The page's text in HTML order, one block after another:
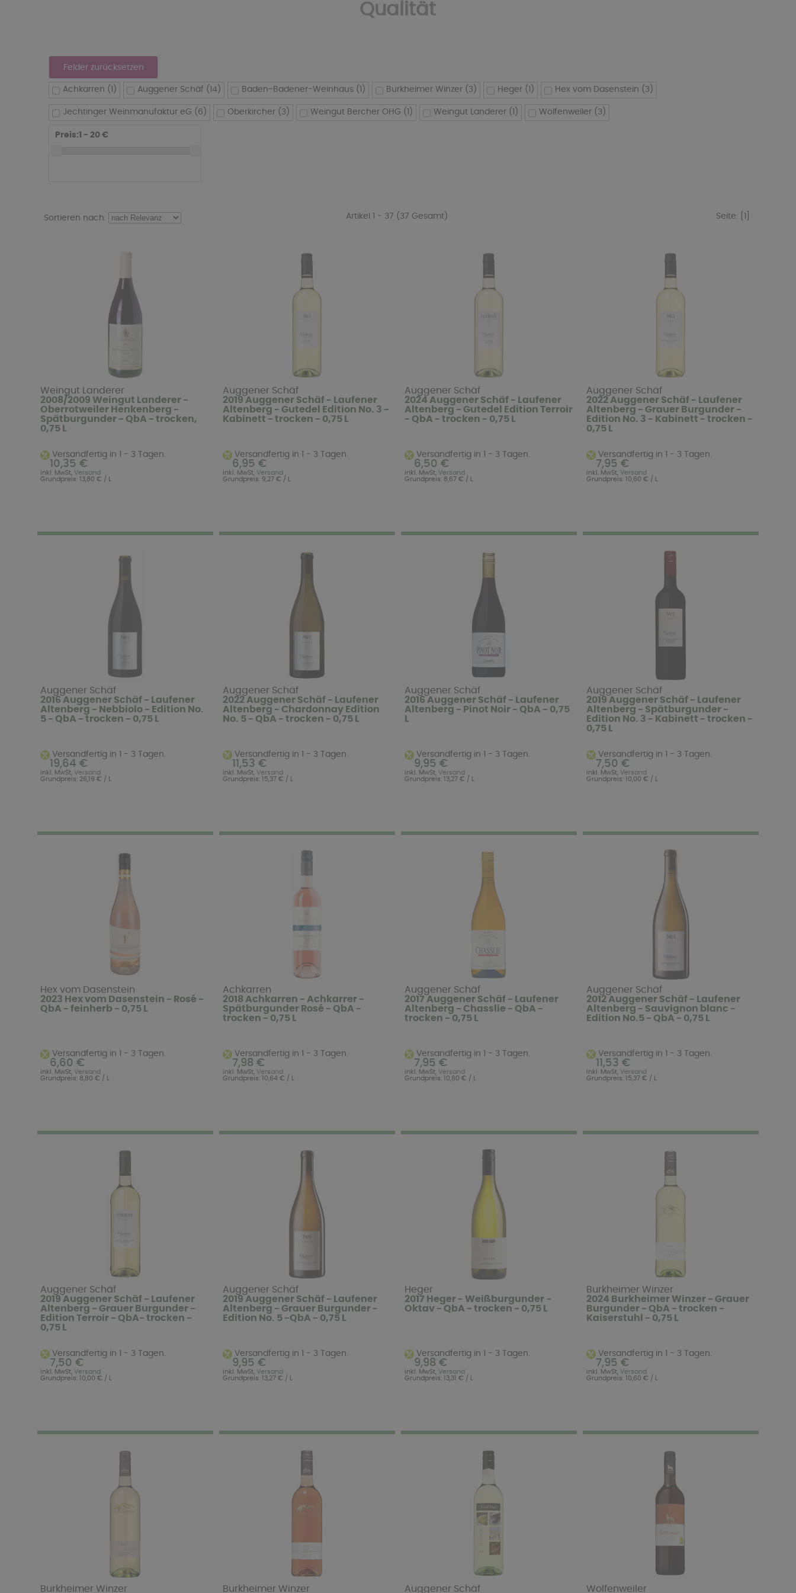
Qualität
Achkarren (1) Auggener Schäf (14) Baden-Badener-Weinhaus (1) Burkheimer Winzer (3) Heger (1) Hex vom Dasenstein (3)
Jechtinger Weinmanufaktur eG (6) Oberkircher (3) Weingut Bercher OHG (1) Weingut Landerer (1) Wolfenweiler (3)
Preis:1 - 20 €
Sortieren nach: Artikel 1 - 37 (37 Gesamt) Seite: [1]
Weingut Landerer
2008/2009 Weingut Landerer -
Oberrotweiler Henkenberg -
Spätburgunder - QbA - trocken,
0,75 L
Versandfertig in 1 - 3 Tagen.
10,35 €
inkl. MwSt,Versand
Grundpreis: 13,80 € / L
Auggener Schäf
2019 Auggener Schäf - Laufener
Altenberg - Gutedel Edition No. 3 -
Kabinett - trocken - 0,75 L
Versandfertig in 1 - 3 Tagen.
6,95 €
inkl. MwSt, Versand
Grundpreis: 9,27 € / L
Auggener Schäf
2024 Auggener Schäf - Laufener
Altenberg - Gutedel Edition Terroir
- QbA - trocken - 0,75 L
Versandfertig in 1 - 3 Tagen.
6,50 €
inkl. MwSt, Versand
Grundpreis: 8,67 € / L
Auggener Schäf
2022 Auggener Schäf - Laufener
Altenberg - Grauer Burgunder -
Edition No. 3 - Kabinett - trocken -
0,75 L
Versandfertig in 1 - 3 Tagen.
7,95 €
inkl. MwSt, Versand
Grundpreis: 10,60 € / L
Auggener Schäf
2016 Auggener Schäf - Laufener
Altenberg - Nebbiolo - Edition No.
5 - QbA - trocken - 0,75 L
Versandfertig in 1 - 3 Tagen.
19,64 €
inkl. MwSt,Versand
Grundpreis: 26,19 € / L
Auggener Schäf
2022 Auggener Schäf - Laufener
Altenberg - Chardonnay Edition
No. 5 - QbA - trocken - 0,75 L
Versandfertig in 1 - 3 Tagen.
11,53 €
inkl. MwSt, Versand
Grundpreis: 15,37 € / L
Auggener Schäf
2016 Auggener Schäf - Laufener
Altenberg - Pinot Noir - QbA - 0,75
L
Versandfertig in 1 - 3 Tagen.
9,95 €
inkl. MwSt, Versand
Grundpreis: 13,27 € / L
Auggener Schäf
2019 Auggener Schäf - Laufener
Altenberg - Spätburgunder -
Edition No. 3 - Kabinett - trocken -
0,75 L
Versandfertig in 1 - 3 Tagen.
7,50 €
inkl. MwSt, Versand
Grundpreis: 10,00 € / L
Hex vom Dasenstein
2023 Hex vom Dasenstein - Rosé -
QbA - feinherb - 0,75 L
Versandfertig in 1 - 3 Tagen.
6,60 €
inkl. MwSt,Versand
Grundpreis: 8,80 € / L
Achkarren
2018 Achkarren - Achkarrer -
Spätburgunder Rosé - QbA -
trocken - 0,75 L
Versandfertig in 1 - 3 Tagen.
7,98 €
inkl. MwSt, Versand
Grundpreis: 10,64 € / L
Auggener Schäf
2017 Auggener Schäf - Laufener
Altenberg - Chasslie - QbA -
trocken - 0,75 L
Versandfertig in 1 - 3 Tagen.
7,95 €
inkl. MwSt, Versand
Grundpreis: 10,60 € / L
Auggener Schäf
2012 Auggener Schäf - Laufener
Altenberg - Sauvignon blanc -
Edition No.5 - QbA - 0,75 L
Versandfertig in 1 - 3 Tagen.
11,53 €
inkl. MwSt, Versand
Grundpreis: 15,37 € / L
Auggener Schäf
2019 Auggener Schäf - Laufener
Altenberg - Grauer Burgunder -
Edition Terroir - QbA- trocken -
0,75 L
Versandfertig in 1 - 3 Tagen.
7,50 €
inkl. MwSt,Versand
Grundpreis: 10,00 € / L
Auggener Schäf
2019 Auggener Schäf - Laufener
Altenberg - Grauer Burgunder -
Edition No. 5 -QbA - 0,75 L
Versandfertig in 1 - 3 Tagen.
9,95 €
inkl. MwSt, Versand
Grundpreis: 13,27 € / L
Heger
2017 Heger - Weißburgunder -
Oktav - QbA - trocken - 0,75 L
Versandfertig in 1 - 3 Tagen.
9,98 €
inkl. MwSt, Versand
Grundpreis: 13,31 € / L
Burkheimer Winzer
2024 Burkheimer Winzer - Grauer
Burgunder - QbA - trocken -
Kaiserstuhl - 0,75 L
Versandfertig in 1 - 3 Tagen.
7,95 €
inkl. MwSt, Versand
Grundpreis: 10,60 € / L
Burkheimer Winzer Burkheimer Winzer Auggener Schäf Wolfenweiler